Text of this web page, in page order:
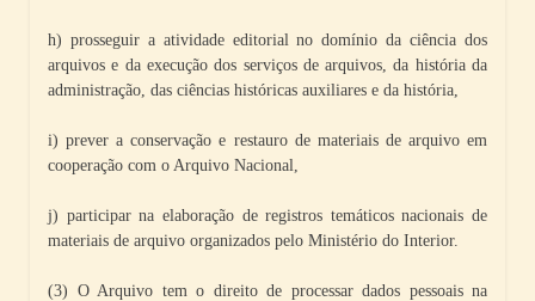
h) prosseguir a atividade editorial no domínio da ciência dos
arquivos e da execução dos serviços de arquivos, da história da
administração, das ciências históricas auxiliares e da história,
i) prever a conservação e restauro de materiais de arquivo em
cooperação com o Arquivo Nacional,
j) participar na elaboração de registros temáticos nacionais de
materiais de arquivo organizados pelo Ministério do Interior.
(3) O Arquivo tem o direito de processar dados pessoais na